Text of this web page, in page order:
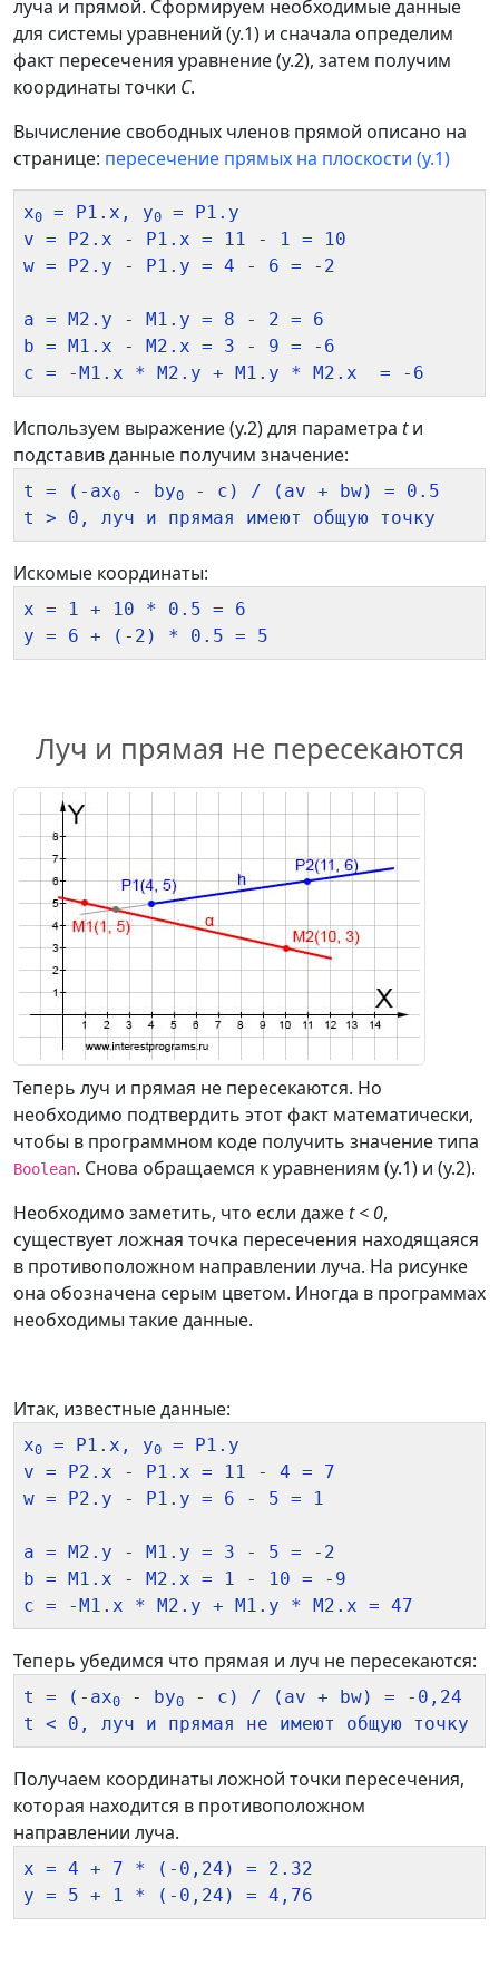
луча и прямой. Сформируем необходимые данные
для системы уравнений (у.1) и сначала определим
факт пересечения уравнение (у.2), затем получим
координаты точки С.
Вычисление свободных членов прямой описано на
странице: пересечение прямых на плоскости (у.1)
x0 = P1.x, y0
= P1.y
v = P2.x - P1.x = 11 - 1 = 10
w = P2.y - P1.y = 4 - 6 = -2
a = M2.y - M1.y = 8 - 2 = 6
b = M1.x - M2.x = 3 - 9 = -6
Используем выражение (у.2) для параметра tи
подставив данные получим значение:
t = (-ax0 - by0
- c) / (av + bw) = 0.5
Искомые координаты:
x = 1 + 10 * 0.5 = 6
Луч и прямая не пересекаются
Теперь луч и прямая не пересекаются. Но
необходимо подтвердить этот факт математически,
чтобы в программном коде получить значение типа
Boolean. Снова обращаемся к уравнениям (у.1) и (у.2).
Необходимо заметить, что если дажеt < 0,
существует ложная точка пересечения находящаяся
в противоположном направлении луча. На рисунке
она обозначена серым цветом. Иногда в программах
необходимы такие данные.
Итак, известные данные:
x0 = P1.x, y0
= P1.y
v = P2.x - P1.x = 11 - 4 = 7
w = P2.y - P1.y = 6 - 5 = 1
a = M2.y - M1.y = 3 - 5 = -2
b = M1.x - M2.x = 1 - 10 = -9
Теперь убедимся что прямая и луч не пересекаются:
t = (-ax0 - by0
- c) / (av + bw) = -0,24
Получаем координаты ложной точки пересечения,
которая находится в противоположном
направлении луча.
x = 4 + 7 * (-0,24) = 2.32